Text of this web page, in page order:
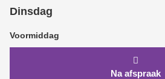
Dinsdag
Voormiddag
Na afspraak